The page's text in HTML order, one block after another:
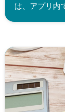
は、アプリ内